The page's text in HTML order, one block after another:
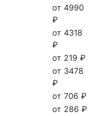
от 4990
₽
от 4318
₽
от 219 ₽
от 3478
₽
от 706 ₽
от 286 ₽